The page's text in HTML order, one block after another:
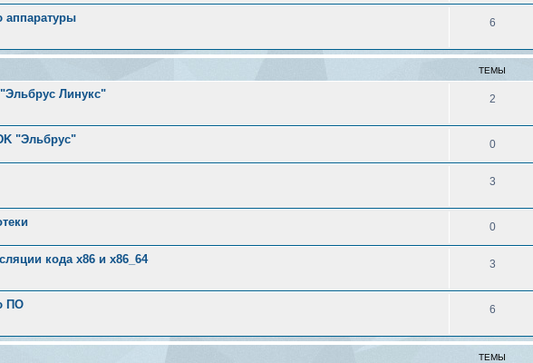
аппаратуры 6
ТЕМЫ
Линукс" 2
"Эльбрус" 0
3
0
кода х86 и х86_64 3
ПО 6
ТЕМЫ